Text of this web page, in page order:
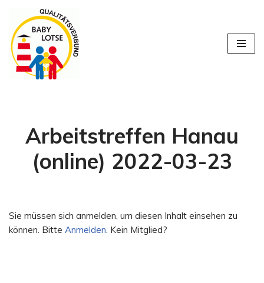
Zum
Inhalt
springen
Arbeitstreffen Hanau
(online) 2022-03-23
Sie müssen sich anmelden, um diesen Inhalt einsehen zu
können. Bitte Anmelden. Kein Mitglied?